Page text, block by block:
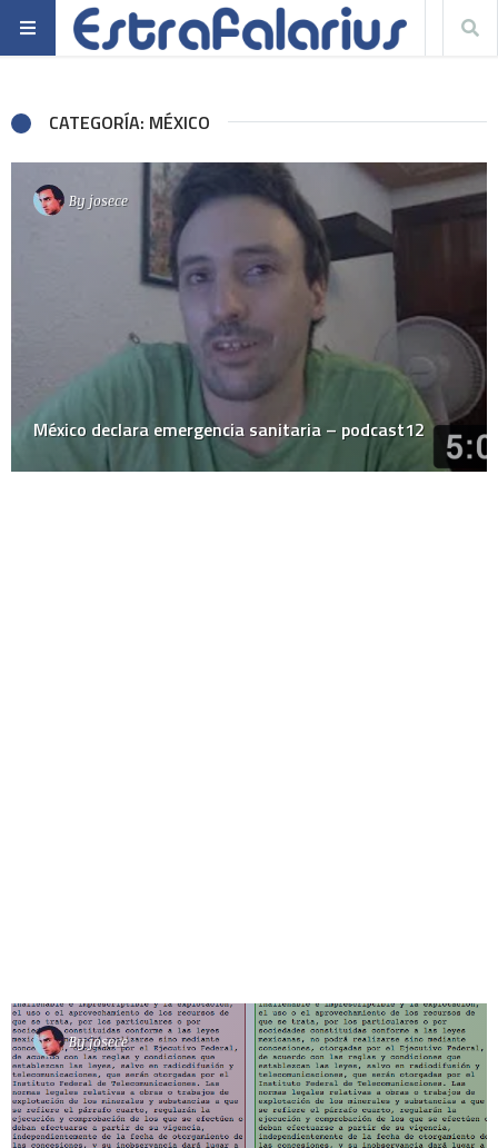
CATEGORÍA: MÉXICO
By josece
México declara emergencia sanitaria – podcast12
Byjosece